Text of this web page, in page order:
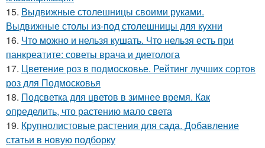
15. Выдвижные столешницы своими руками.
Выдвижные столы из-под столешницы для кухни
16. Что можно и нельзя кушать. Что нельзя есть при
панкреатите: советы врача и диетолога
17. Цветение роз в подмосковье. Рейтинг лучших сортов
роз для Подмосковья
18. Подсветка для цветов в зимнее время. Как
определить, что растению мало света
19. Крупнолистовые растения для сада. Добавление
статьи в новую подборку